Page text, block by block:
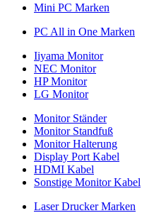
Mini PC Marken
PC All in One Marken
Iiyama Monitor
NEC Monitor
HP Monitor
LG Monitor
Monitor Ständer
Monitor Standfuß
Monitor Halterung
Display Port Kabel
HDMI Kabel
Sonstige Monitor Kabel
Laser Drucker Marken